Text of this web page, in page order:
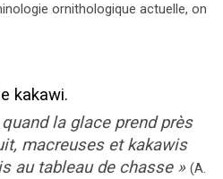
ornithologique actuelle, on
kakawi.
la glace prend près
macreuses et kakawis
au tableau de chasse » (A.